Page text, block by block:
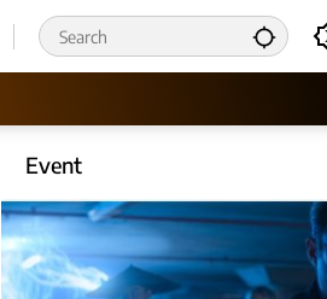
Event